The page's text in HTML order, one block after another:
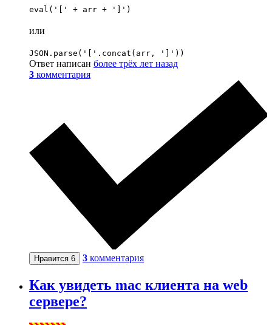
eval('[' + arr + ']')
или
JSON.parse('['.concat(arr, ']'))
Ответ написан более трёх лет назад
3 комментария
Нравится 6 3 комментария
Как увидеть mac клиента на web
сервере?